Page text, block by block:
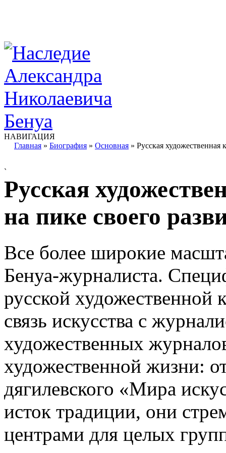
НАВИГАЦИЯ
Главная » Биография » Основная » Русская художественная
`
Русская
на пике своего
Все более широкие
Бенуа-журналиста.
русской художественной
связь искусства с
художественных
художественной жизни:
дягилевского «Мира
исток традиции, они
центрами для целых